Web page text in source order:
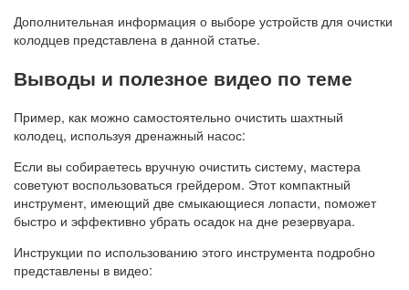
Дополнительная информация о выборе устройств для очистки
колодцев представлена в данной статье.
Выводы и полезное видео по теме
Пример, как можно самостоятельно очистить шахтный
колодец, используя дренажный насос:
Если вы собираетесь вручную очистить систему, мастера
советуют воспользоваться грейдером. Этот компактный
инструмент, имеющий две смыкающиеся лопасти, поможет
быстро и эффективно убрать осадок на дне резервуара.
Инструкции по использованию этого инструмента подробно
представлены в видео: